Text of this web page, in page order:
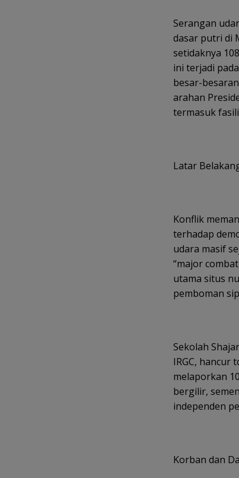
Serangan
dasar putri di
setidaknya
ini terjadi
besar-
arahan
termasuk
Latar
Konflik
terhadap
udara masif
“major
utama situs
pemboman
Sekolah
IRGC, hancur
melaporkan
bergilir,
independen
Korban dan